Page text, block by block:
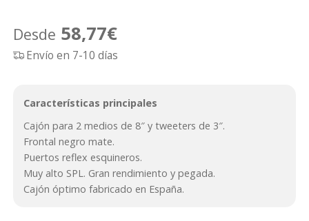
5.00
sobre 5
basado
cliente
Desde 58,77€
Envío en 7-10 días
Características principales
Cajón para 2 medios de 8″ y tweeters de 3″.
Frontal negro mate.
Puertos reflex esquineros.
Muy alto SPL. Gran rendimiento y pegada.
Cajón óptimo fabricado en España.